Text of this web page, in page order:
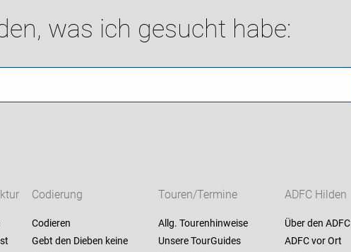
was ich gesucht habe:
Codierung
Codieren
Gebt den Dieben keine
Touren/Termine
Allg. Tourenhinweise
Unsere TourGuides
ADFC Hilden
Über den ADFC
ADFC vor Ort